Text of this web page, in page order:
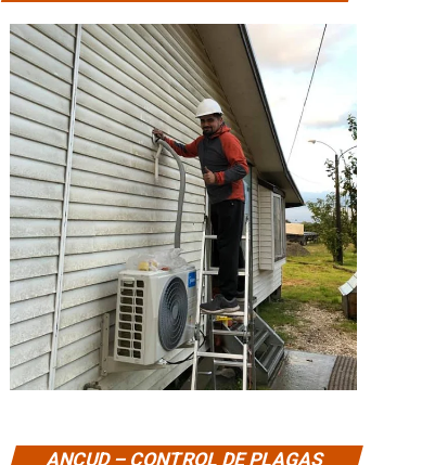
ANCUD – CONTROL DE PLAGAS